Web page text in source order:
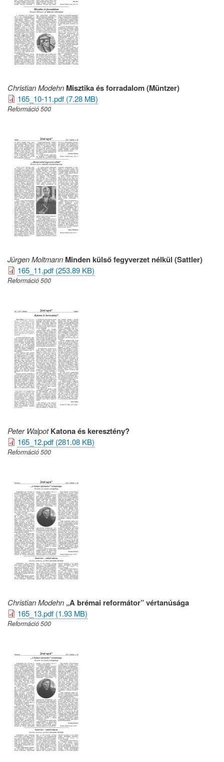
Christian Modehn Misztika és forradalom (Müntzer)
165_10-11.pdf (7.28 MB)
Reformáció 500
Jürgen Moltmann Minden külső fegyverzet nélkül (Sattler)
165_11.pdf (253.89 KB)
Reformáció 500
Peter Walpot Katona és keresztény?
165_12.pdf (281.08 KB)
Reformáció 500
Christian Modehn „A brémai reformátor” vértanúsága
165_13.pdf (1.93 MB)
Reformáció 500